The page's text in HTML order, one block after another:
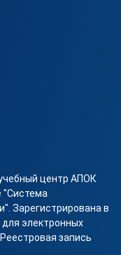
центр АПОК
"Система
Зарегистрирована в
электронных
запись